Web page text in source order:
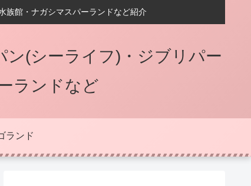
族館・ナガシマスパーランドなど紹介
ン(シーライフ)・ジブリパー
ランドなど
ランド